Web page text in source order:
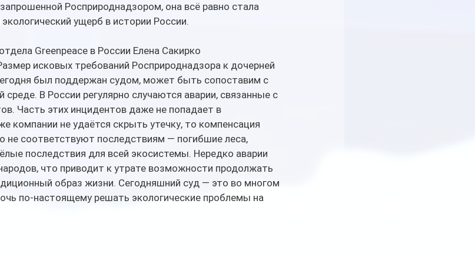
Росприроднадзором, она всё равно стала
ущерб в истории России.
Greenpeace в России Елена Сакирко
исковых требований Росприроднадзора к дочерней
был поддержан судом, может быть сопоставим с
В России регулярно случаются аварии, связанные с
Часть этих инцидентов даже не попадает в
компании не удаётся скрыть утечку, то компенсация
не соответствуют последствиям — погибшие леса,
последствия для всей экосистемы. Нередко аварии
что приводит к утрате возможности продолжать
образ жизни. Сегодняшний суд — это во многом
по-настоящему решать экологические проблемы на